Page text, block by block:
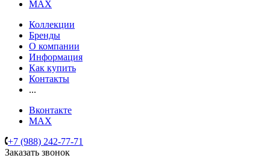
MAX
Коллекции
Бренды
О компании
Информация
Как купить
Контакты
...
Вконтакте
MAX
+7 (988) 242-77-71
Заказать звонок